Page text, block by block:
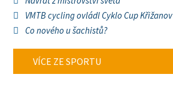
VMTB cycling ovládl Cyklo Cup Křižanov
Co nového u šachistů?
VÍCE ZE SPORTU